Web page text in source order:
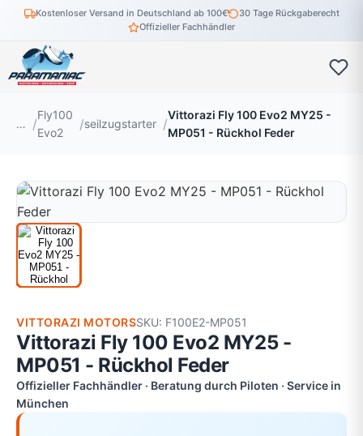
Kostenloser Versand in Deutschland ab 100€
30 Tage Rückgaberecht
Offizieller Fachhändler
…
Fly100
Evo2
seilzugstarter
Vittorazi Fly 100 Evo2 MY25 -
MP051 - Rückhol Feder
VITTORAZI MOTORSSKU: F100E2-MP051
Vittorazi Fly 100 Evo2 MY25 -
MP051 - Rückhol Feder
Offizieller Fachhändler · Beratung durch Piloten · Service in
München